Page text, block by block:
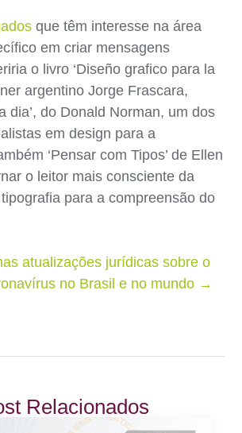
que têm interesse na área
em criar mensagens
o livro ‘Diseño grafico para la
argentino Jorge Frascara,
dia’, do Donald Norman, um dos
em design para a
‘Pensar com Tipos’ de Ellen
o leitor mais consciente da
para a compreensão do
atualizações jurídicas sobre o
no Brasil e no mundo →
Relacionados